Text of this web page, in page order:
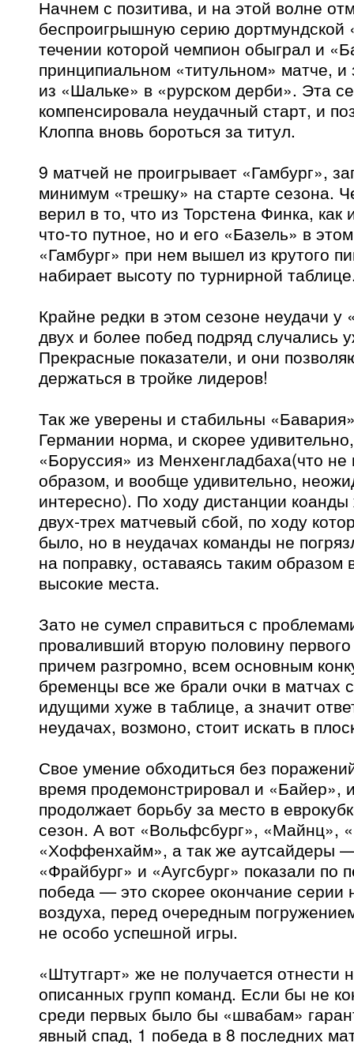
Начнем с позитива, и на этой волне
беспроигрышную серию дортмундской
течении которой чемпион обыграл и
принципиальном «титульном» матче, и
из «Шальке» в «рурском дерби». Эта
компенсировала неудачный старт, и
Клоппа вновь бороться за титул.
9 матчей не проигрывает «Гамбург»,
минимум «трешку» на старте сезона.
верил в то, что из Торстена Финка, как
что-то путное, но и его «Базель» в
«Гамбург» при нем вышел из крутого
набирает высоту по турнирной
Крайне редки в этом сезоне неудачи
двух и более побед подряд случались
Прекрасные показатели, и они
держаться в тройке лидеров!
Так же уверены и стабильны
Германии норма, и скорее
«Боруссия» из Менхенгладбаха(что
образом, и вообще удивительно,
интересно). По ходу дистанции
двух-трех матчевый сбой, по ходу
было, но в неудачах команды не
на поправку, оставаясь таким
высокие места.
Зато не сумел справиться с
проваливший вторую половину
причем разгромно, всем основным
бременцы все же брали очки в матчах
идущими хуже в таблице, а значит
неудачах, возмоно, стоит искать в
Свое умение обходиться без
время продемонстрировал и «Байер»,
продолжает борьбу за место в
сезон. А вот «Вольфсбург», «Майнц»,
«Хоффенхайм», а так же аутсайдеры
«Фрайбург» и «Аугсбург» показали по
победа — это скорее окончание серии
воздуха, перед очередным
не особо успешной игры.
«Штутгарт» же не получается отнести
описанных групп команд. Если бы не
среди первых было бы «швабам»
явный спад, 1 победа в 8 последних